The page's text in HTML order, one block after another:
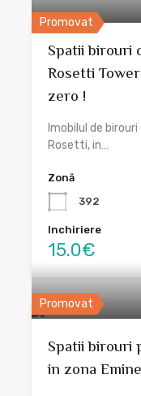
Promovat
Spatii birouri
Rosetti
zero !
Imobilul de
Rosetti, in…
Zonă
392
Inchiriere
15.0€
Promovat
Spatii birouri
in zona